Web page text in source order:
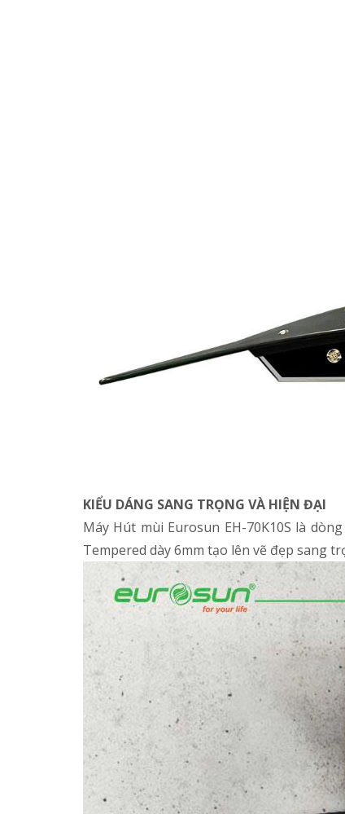
KIỂU DÁNG SANG TRỌNG VÀ HIỆN ĐẠI
Máy Hút mùi Eurosun EH-70K10S là
Tempered dày 6mm tạo lên vẽ đẹp sang